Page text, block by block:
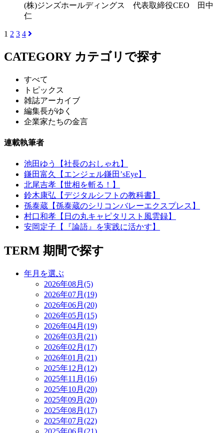
(株)ジンズホールディングス 代表取締役CEO 田中
仁
1 2 3 4
CATEGORY カテゴリで探す
すべて
トピックス
雑誌アーカイブ
編集長がゆく
企業家たちの金言
連載執筆者
池田ゆう【社長のおしゃれ】
鎌田富久【エンジェル鎌田’sEye】
北尾吉孝【世相を斬る！】
鈴木康弘【デジタルシフトの教科書】
孫泰蔵【孫泰蔵のシリコンバレーエクスプレス】
村口和孝【日の丸キャピタリスト風雲録】
安岡定子【『論語』を実践に活かす】
TERM 期間で探す
年月を選ぶ
2026年08月(5)
2026年07月(19)
2026年06月(20)
2026年05月(15)
2026年04月(19)
2026年03月(21)
2026年02月(17)
2026年01月(21)
2025年12月(12)
2025年11月(16)
2025年10月(20)
2025年09月(20)
2025年08月(17)
2025年07月(22)
2025年06月(21)